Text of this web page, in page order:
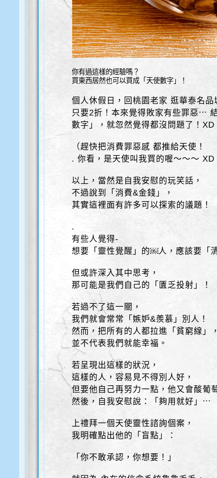
你有過這樣的經驗嗎？
買東西居然也可以買成「天使數字」！
個人休假日，回桃園老家 逛華泰名
只要2折！本來覺得敗家有些罪惡⋯
數字」，就忽然覺得都沒問題了！XD
（趕快把消費罪惡感 都推給天使！
. 你看，是天使叫我買的喔～～～ XD
以上，當然是自我安慰的玩笑話，
不過說到「消費&金錢」，
其實這裡面有許多可以探索的議題！
.
有些人覺得-
想要「靈性覺醒」的￼人，應該要「
但或許深入其中思考，
那可能是我們自己的「匱乏投射」！
若過不了這一關，
我們就會常常「嫉妒&羨慕」別人！
然而，把所有的人都拉進「貧窮線」
並不代表我們就能幸福。
若呈現出這樣的狀況，
這樣的人，容易見不得別人好，
但要他自己再努力一點，他又會酸葡
然後，自我安慰說：「夠用就好」⋯
上禮拜一個天使靈性諮詢個案，
我明確點出他的「盲點」：
「你不敢承認，你想要！」